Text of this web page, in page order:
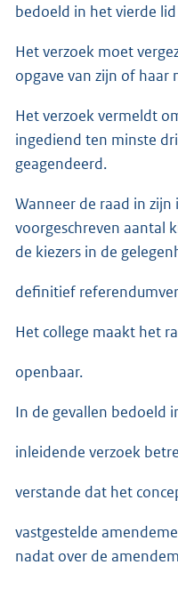
bedoeld in het vierde
Het verzoek moet
opgave van zijn of haar
Het verzoek vermeldt
ingediend ten minste
geagendeerd.
Wanneer de raad in
voorgeschreven aantal
de kiezers in de
definitief
Het college maakt het
openbaar.
In de gevallen bedoeld
inleidende verzoek
verstande dat het
vastgestelde
nadat over de